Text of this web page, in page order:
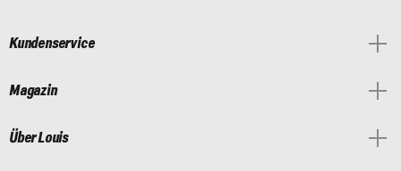
Kundenservice
Magazin
Über Louis